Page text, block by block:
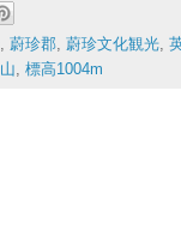
蔚珍郡 蔚珍文化観光
標高1004m